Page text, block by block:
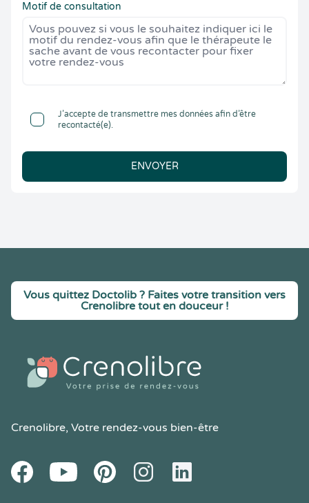
Motif de consultation
J’accepte de transmettre mes données afin d’être
recontacté(e).
ENVOYER
Vous quittez Doctolib ? Faites votre transition vers
Crenolibre tout en douceur !
Crenolibre, Votre rendez-vous bien-être
FacebookYoutube PinteresetInstagramLinkedIn